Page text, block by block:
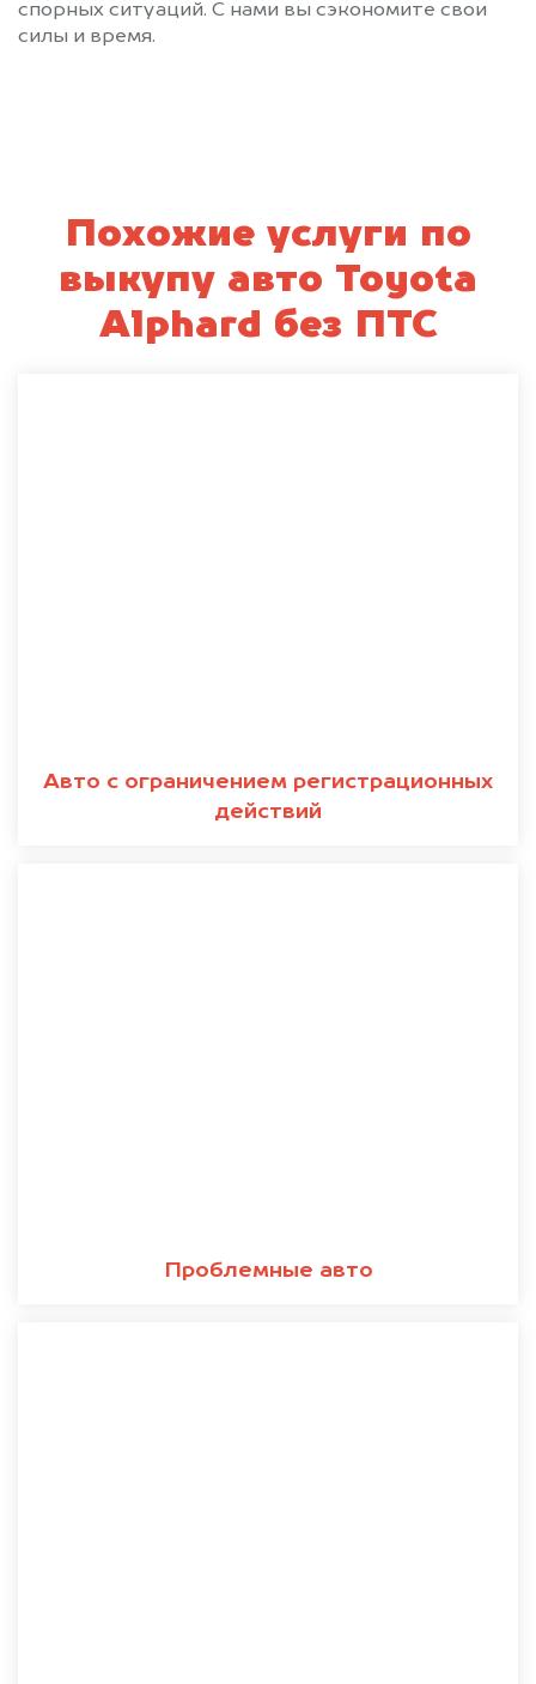
спорных ситуаций. С нами вы сэкономите свои
силы и время.
Похожие услуги по
выкупу авто Toyota
Alphard без ПТС
Авто с ограничением регистрационных
действий
Проблемные авто